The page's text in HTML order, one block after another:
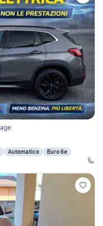
Automatico
Euro 6e